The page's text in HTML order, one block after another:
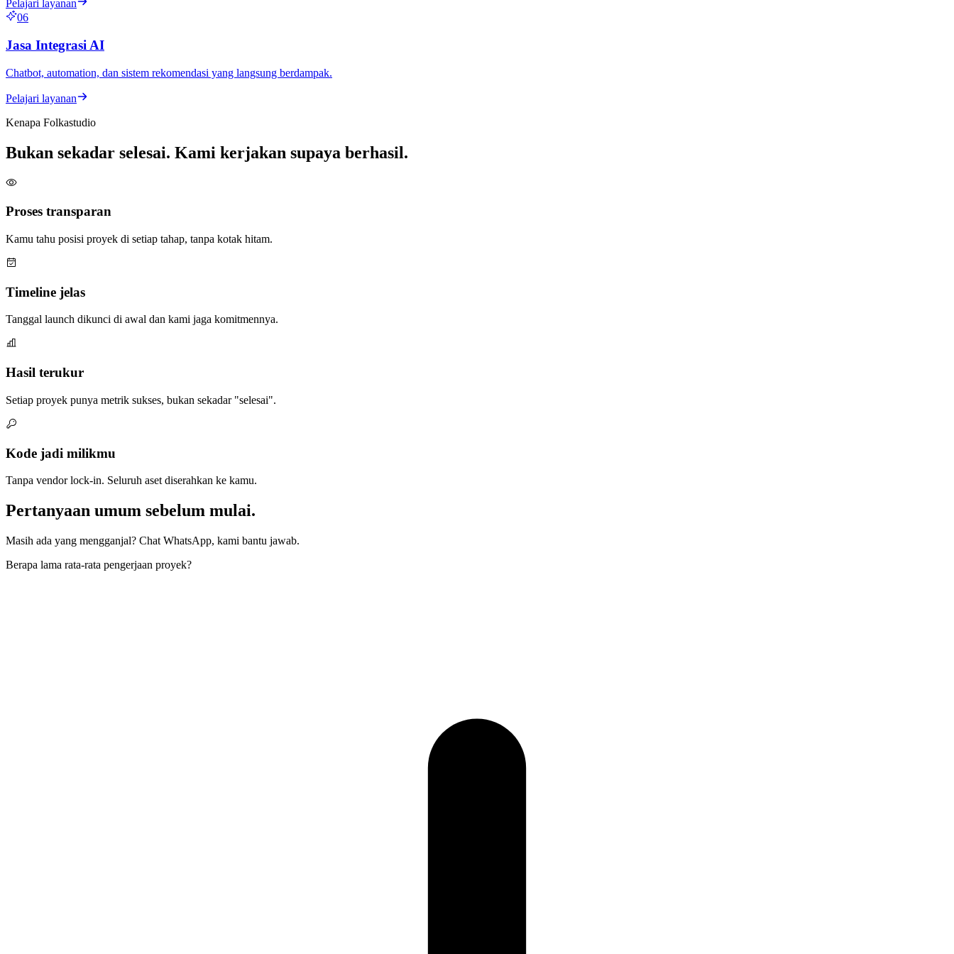
Pelajari layanan
06
Jasa Integrasi AI
Chatbot, automation, dan sistem rekomendasi yang langsung berdampak.
Pelajari layanan
Kenapa Folkastudio
Bukan sekadar selesai. Kami kerjakan supaya berhasil.
Proses transparan
Kamu tahu posisi proyek di setiap tahap, tanpa kotak hitam.
Timeline jelas
Tanggal launch dikunci di awal dan kami jaga komitmennya.
Hasil terukur
Setiap proyek punya metrik sukses, bukan sekadar "selesai".
Kode jadi milikmu
Tanpa vendor lock-in. Seluruh aset diserahkan ke kamu.
Pertanyaan umum sebelum mulai.
Masih ada yang mengganjal? Chat WhatsApp, kami bantu jawab.
Berapa lama rata-rata pengerjaan proyek?